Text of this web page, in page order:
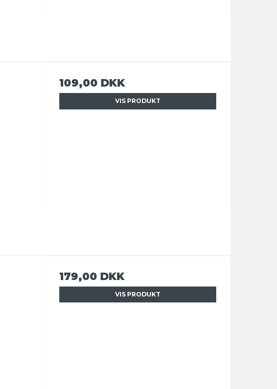
109,00 DKK
VIS PRODUKT
179,00 DKK
VIS PRODUKT